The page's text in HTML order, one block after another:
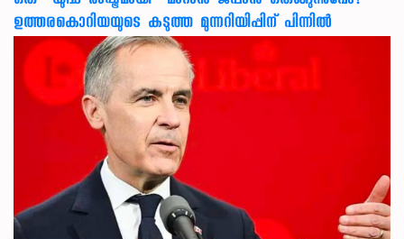
ഉത്തരകൊറിയയുടെ കടുത്ത മുന്നറിയിപ്പിന് പിന്നിൽ